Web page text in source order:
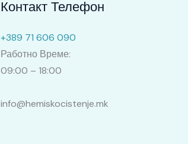
Контакт Телефон
+389 71 606 090
Работно Време:
09:00 – 18:00
info@hemiskocistenje.mk